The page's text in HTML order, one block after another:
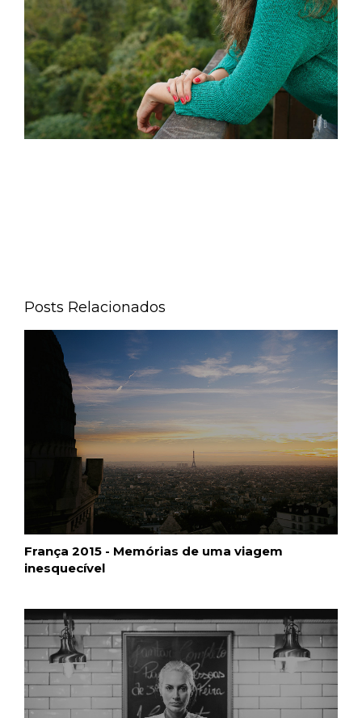
Posts Relacionados
França 2015 - Memórias de uma viagem
inesquecível